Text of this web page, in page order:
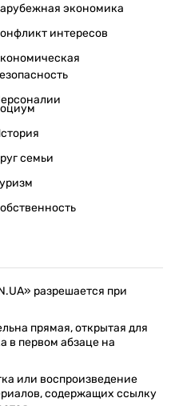
экономика
интересов
семьи
разрешается при
прямая, открытая для
в первом абзаце на
или воспроизведение
содержащих ссылку